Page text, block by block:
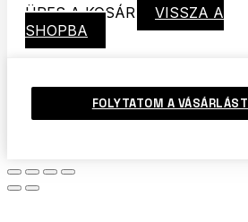
ÜRES A KOSÁR
VISSZA A
SHOPBA
FOLYTATOM A VÁSÁRLÁST